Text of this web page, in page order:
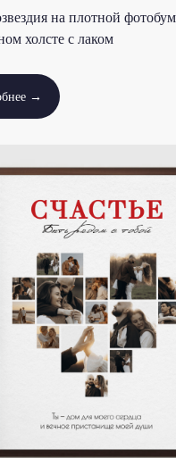
на плотной
холсте с лаком
→